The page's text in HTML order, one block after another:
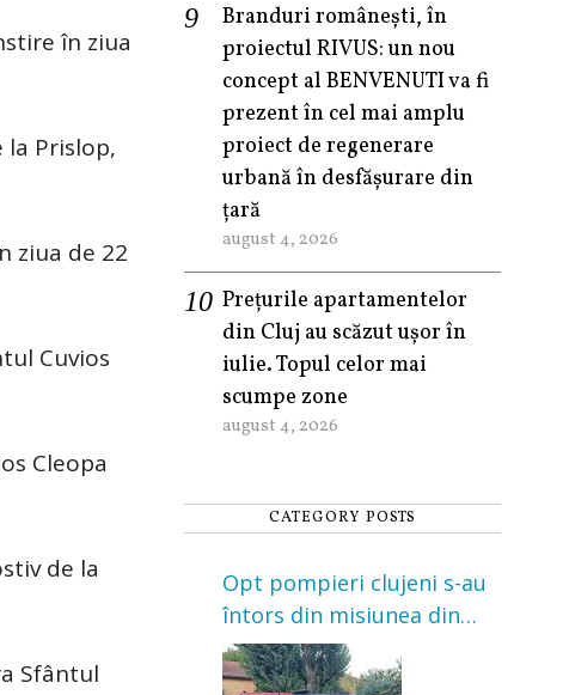
în ziua
Prislop,
ziua de 22
Cuvios
Cleopa
de la
Sfântul
Branduri românești, în
proiectul RIVUS: un nou
concept al BENVENUTI va fi
prezent în cel mai amplu
proiect de regenerare
urbană în desfășurare din
țară
august 4, 2026
Prețurile apartamentelor
din Cluj au scăzut ușor în
iulie. Topul celor mai
scumpe zone
august 4, 2026
CATEGORY POSTS
Opt pompieri clujeni s-au
întors din misiunea din
Franța. Au intervenit la
incendii de vegetație și